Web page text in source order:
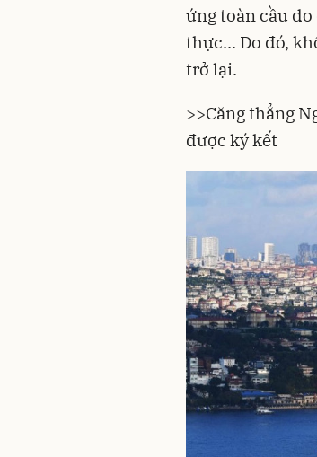
ứng toàn cầu
thực... Do đó,
trở lại.
>>Căng thẳng
được ký kết